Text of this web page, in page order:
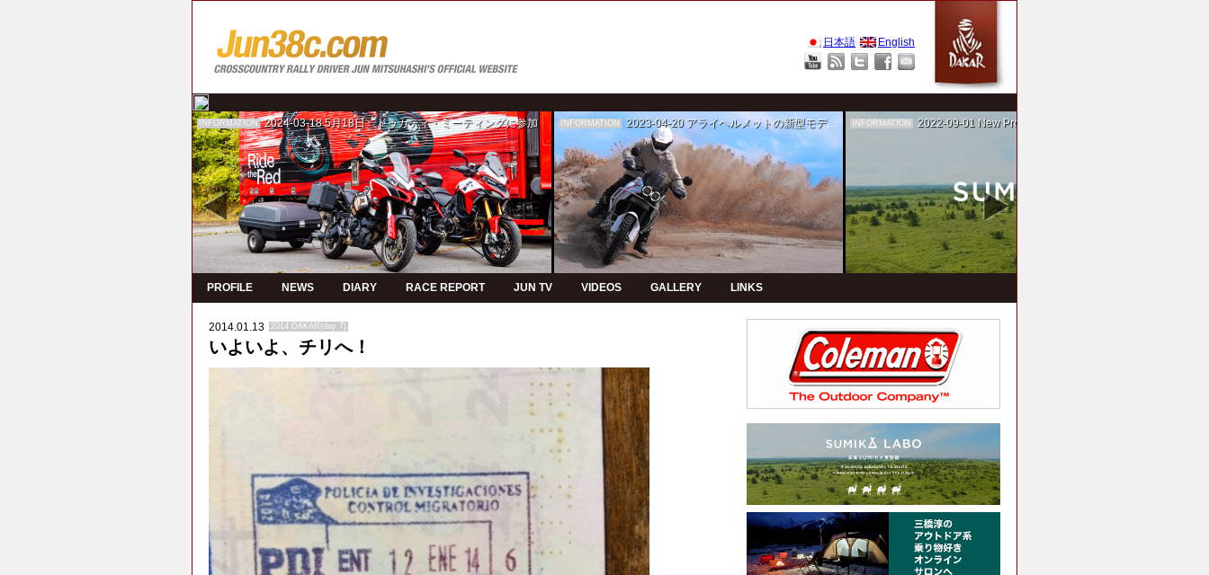
日本語 English
INFORMATION 2024-03-18 5月18日 ドゥカティ・ミーティングに参加 INFORMATION 2023-04-20 アライヘルメットの新型モデルPVの制作を担当 INFORMATION 2022-09-01 New Project！ 未来SUMIKA実験箱
PROFILE NEWS DIARY RACE REPORT JUN TV VIDEOS GALLERY LINKS
2014.01.13 2014 DAKAR(day 7)
いよいよ、チリへ！